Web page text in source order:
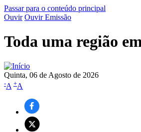
Passar para o conteúdo principal
Ouvir Ouvir Emissão
Toda uma região
Quinta, 06 de Agosto de 2026
-A +A